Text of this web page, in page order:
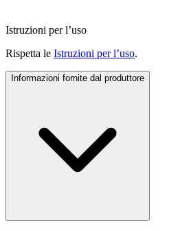
Istruzioni per l’uso
Rispetta le Istruzioni per l’uso.
Informazioni fornite dal produttore